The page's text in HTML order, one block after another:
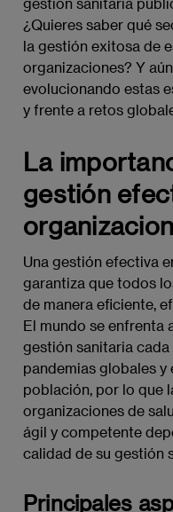
¿Quieres saber qué
la gestión exitosa de
organizaciones? Y
evolucionando estas
y frente a retos
La
gestión
Una gestión efectiva
garantiza que todos
de manera eficiente,
El mundo se enfrenta
gestión sanitaria cada
pandemias globales y
población, por lo que
organizaciones de
ágil y competente
calidad de su gestión
Principales